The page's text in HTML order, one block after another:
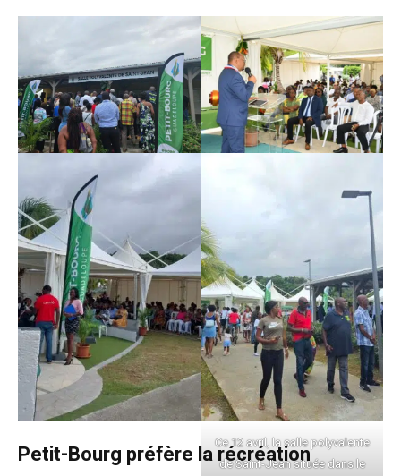
Ce 12 avril, la salle polyvalente
de Saint-Jean située dans le
Petit-Bourg préfère la récréation